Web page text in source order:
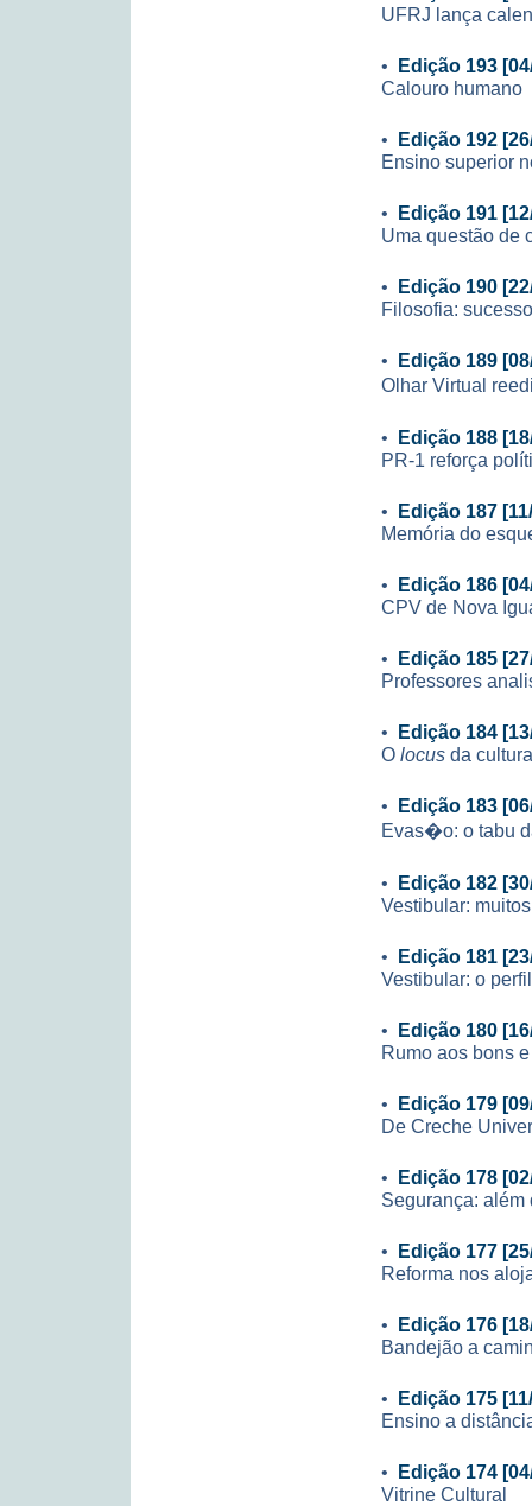
UFRJ lança
• Edição 193
Calouro humano
• Edição 192
Ensino superior
• Edição 191
Uma questão de
• Edição 190
Filosofia:
• Edição 189
Olhar Virtual
• Edição 188
PR-1 reforça
• Edição 187
Memória do
• Edição 186
CPV de Nova
• Edição 185
Professores
• Edição 184
O locus da cultura
• Edição 183
Evas�o: o tabu
• Edição 182
Vestibular:
• Edição 181
Vestibular: o
• Edição 180
Rumo aos bons
• Edição 179
De Creche
• Edição 178
Segurança: além
• Edição 177
Reforma nos
• Edição 176
Bandejão a
• Edição 175
Ensino a
• Edição 174
Vitrine Cultural